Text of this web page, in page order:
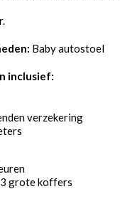
Baby autostoel
inclusief:
verzekering
grote koffers